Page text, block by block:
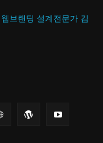
브랜딩 설계전문가 김